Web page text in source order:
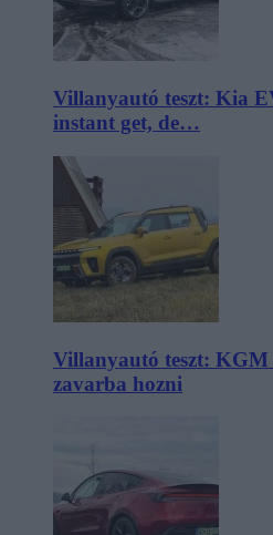
Villanyautó teszt: Kia
instant get, de…
Villanyautó teszt: KGM
zavarba hozni